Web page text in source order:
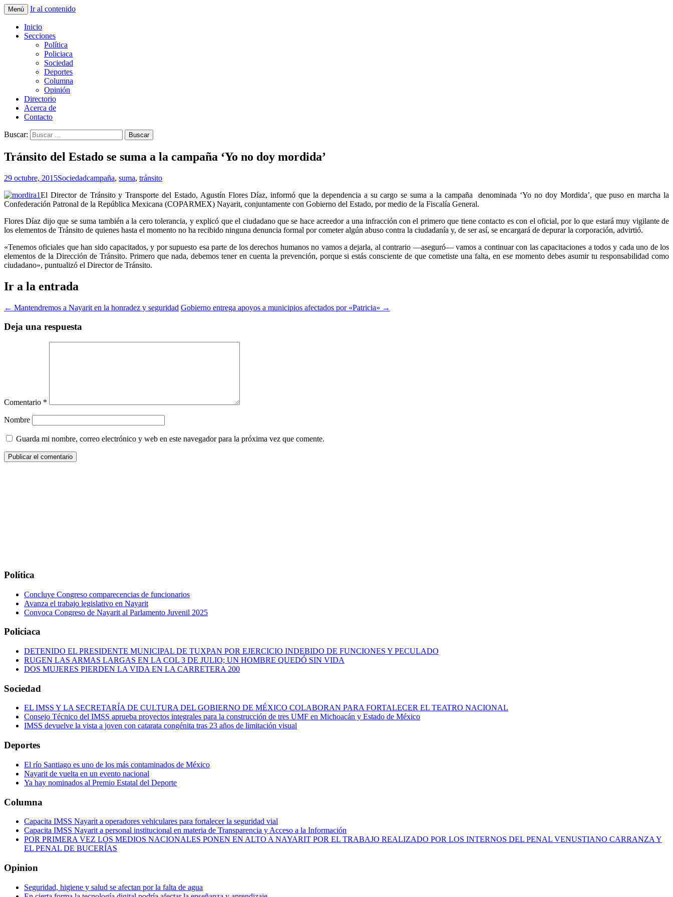
La Yunta de Tepic
Menú Ir al contenido
Inicio
Secciones
Política
Policiaca
Sociedad
Deportes
Columna
Opinión
Directorio
Acerca de
Contacto
Buscar:
Tránsito del Estado se suma a la campaña ‘Yo no doy mordida’
29 octubre, 2015Sociedadcampaña, suma, tránsito
El Director de Tránsito y Transporte del Estado, Agustín Flores Díaz, informó que la dependencia a su cargo se suma a la campaña denominada ‘Yo no doy Mordida’, que puso en marcha la
Confederación Patronal de la República Mexicana (COPARMEX) Nayarit, conjuntamente con Gobierno del Estado, por medio de la Fiscalía General.
Flores Díaz dijo que se suma también a la cero tolerancia, y explicó que el ciudadano que se hace acreedor a una infracción con el primero que tiene contacto es con el oficial, por lo que estará muy vigilante de
los elementos de Tránsito de quienes hasta el momento no ha recibido ninguna denuncia formal por cometer algún abuso contra la ciudadanía y, de ser así, se encargará de depurar la corporación, advirtió.
«Tenemos oficiales que han sido capacitados, y por supuesto esa parte de los derechos humanos no vamos a dejarla, al contrario —aseguró— vamos a continuar con las capacitaciones a todos y cada uno de los
elementos de la Dirección de Tránsito. Primero que nada, debemos tener en cuenta la prevención, porque si estás consciente de que cometiste una falta, en ese momento debes asumir tu responsabilidad como
ciudadano», puntualizó el Director de Tránsito.
Ir a la entrada
← Mantendremos a Nayarit en la honradez y seguridad Gobierno entrega apoyos a municipios afectados por «Patricia» →
Deja una respuesta
Comentario *
Nombre
Guarda mi nombre, correo electrónico y web en este navegador para la próxima vez que comente.
Política
Concluye Congreso comparecencias de funcionarios
Avanza el trabajo legislativo en Nayarit
Convoca Congreso de Nayarit al Parlamento Juvenil 2025
Policiaca
DETENIDO EL PRESIDENTE MUNICIPAL DE TUXPAN POR EJERCICIO INDEBIDO DE FUNCIONES Y PECULADO
RUGEN LAS ARMAS LARGAS EN LA COL 3 DE JULIO; UN HOMBRE QUEDÓ SIN VIDA
DOS MUJERES PIERDEN LA VIDA EN LA CARRETERA 200
Sociedad
EL IMSS Y LA SECRETARÍA DE CULTURA DEL GOBIERNO DE MÉXICO COLABORAN PARA FORTALECER EL TEATRO NACIONAL
Consejo Técnico del IMSS aprueba proyectos integrales para la construcción de tres UMF en Michoacán y Estado de México
IMSS devuelve la vista a joven con catarata congénita tras 23 años de limitación visual
Deportes
El río Santiago es uno de los más contaminados de México
Nayarit de vuelta en un evento nacional
Ya hay nominados al Premio Estatal del Deporte
Columna
Capacita IMSS Nayarit a operadores vehiculares para fortalecer la seguridad vial
Capacita IMSS Nayarit a personal institucional en materia de Transparencia y Acceso a la Información
POR PRIMERA VEZ LOS MEDIOS NACIONALES PONEN EN ALTO A NAYARIT POR EL TRABAJO REALIZADO POR LOS INTERNOS DEL PENAL VENUSTIANO CARRANZA Y
EL PENAL DE BUCERÍAS
Opinion
Seguridad, higiene y salud se afectan por la falta de agua